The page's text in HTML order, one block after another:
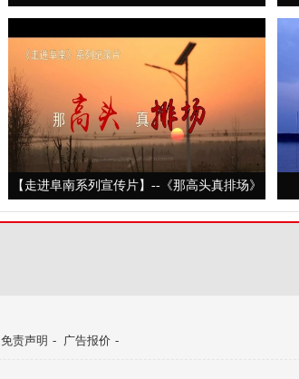
的集》
【走进阜南系列宣传片】--《那高头真排场》
免责声明 - 广告报价 -